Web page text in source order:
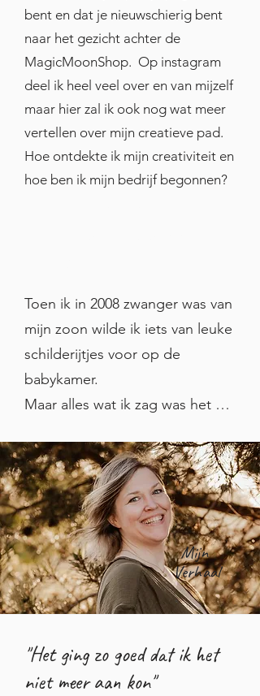
bent en dat je nieuwschierig bent
naar het gezicht achter de
MagicMoonShop. Op instagram
deel ik heel veel over en van mijzelf
maar hier zal ik ook nog wat meer
vertellen over mijn creatieve pad.
Hoe ontdekte ik mijn creativiteit en
hoe ben ik mijn bedrijf begonnen?
Toen ik in 2008 zwanger was van
mijn zoon wilde ik iets van leuke
schilderijtjes voor op de
babykamer.
Maar alles wat ik zag was het
Omdat ik uit een creatieve
familie kom dacht ik; waarom
niet proberen het zelf te maken.
Lukt het niet dan kan ik altijd
nog iets online bestellen.
dacht eigenlijk dat ik totaal niet
kon tekenen, laat staan
Mijn
Verhaal
"Het ging zo goed dat ik het
niet meer aan kon"